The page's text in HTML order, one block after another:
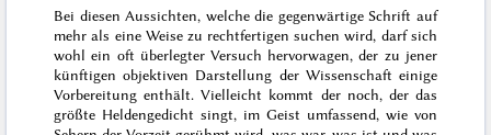
Bei diesen Aussichten, welche die gegenwärtige Schrift auf
mehr als eine Weise zu rechtfertigen suchen wird, darf sich
wohl ein oft überlegter Versuch hervorwagen, der zu jener
künftigen objektiven Darstellung der Wissenschaft einige
Vorbereitung enthält. Vielleicht kommt der noch, der das
größte Heldengedicht singt, im Geist umfassend, wie von